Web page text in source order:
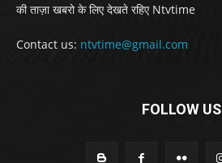
की ताज़ा खबरो के लिए देखते रहिए Ntvtime
Contact us: ntvtime@gmail.com
FOLLOW US